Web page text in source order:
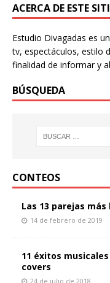
ACERCA DE ESTE
Estudio Divagadas es
tv, espectáculos, estilo
finalidad de informar y
BÚSQUEDA
CONTEOS
Las 13 parejas
14 de febrero de 2019
11 éxitos
covers
24 de julio de 2018